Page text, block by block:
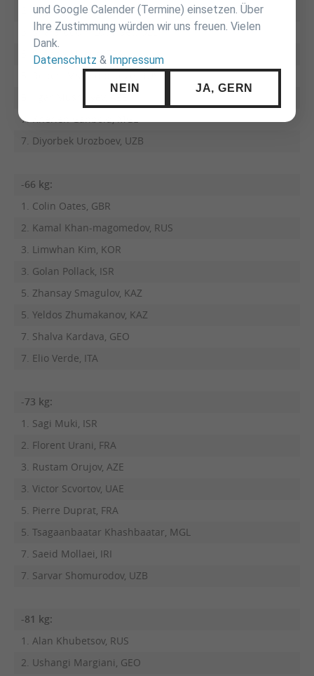
2. Vugar Shirinli, AZE
3. Sharafuddin Lutfillaev, UZB
3. Sofiane Milous, FRA
5. Robert Mshvidobadze, RUS
7. Kherlen Ganbold, MGL
7. Diyorbek Urozboev, UZB
-66 kg:
1. Colin Oates, GBR
2. Kamal Khan-magomedov, RUS
3. Limwhan Kim, KOR
3. Golan Pollack, ISR
5. Zhansay Smagulov, KAZ
5. Yeldos Zhumakanov, KAZ
7. Shalva Kardava, GEO
7. Elio Verde, ITA
-73 kg:
1. Sagi Muki, ISR
2. Florent Urani, FRA
3. Rustam Orujov, AZE
3. Victor Scvortov, UAE
5. Pierre Duprat, FRA
5. Tsagaanbaatar Khashbaatar, MGL
7. Saeid Mollaei, IRI
7. Sarvar Shomurodov, UZB
-81 kg:
1. Alan Khubetsov, RUS
2. Ushangi Margiani, GEO
und Google Calender (Termine) einsetzen. Über
Ihre Zustimmung würden wir uns freuen. Vielen
Dank.
Datenschutz & Impressum
NEIN JA, GERN